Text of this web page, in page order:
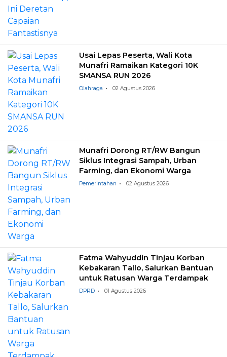
Usai Lepas Peserta, Wali Kota
Munafri Ramaikan Kategori 10K
SMANSA RUN 2026
Olahraga 02 Agustus 2026
Munafri Dorong RT/RW Bangun
Siklus Integrasi Sampah, Urban
Farming, dan Ekonomi Warga
Pemerintahan 02 Agustus 2026
Fatma Wahyuddin Tinjau Korban
Kebakaran Tallo, Salurkan Bantuan
untuk Ratusan Warga Terdampak
DPRD 01 Agustus 2026